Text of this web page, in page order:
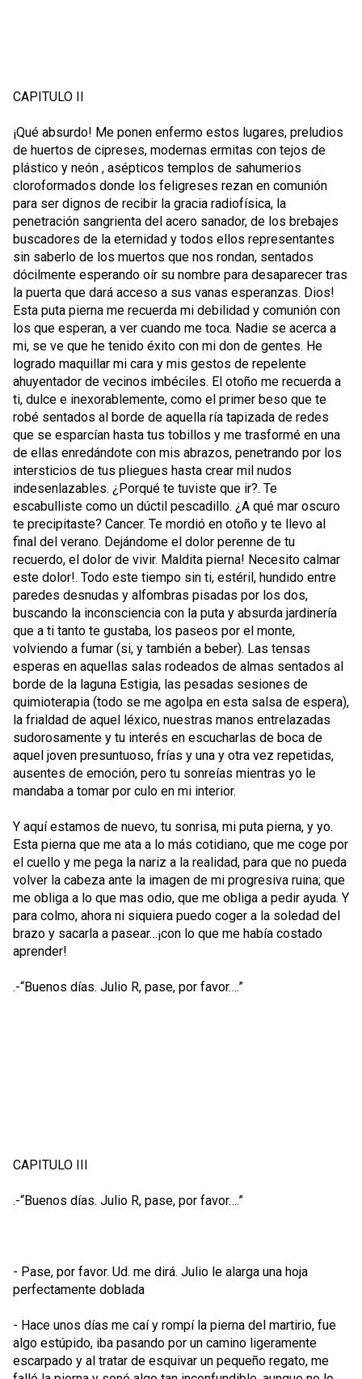
CAPITULO II
¡Qué absurdo! Me ponen enfermo estos lugares, preludios
de huertos de cipreses, modernas ermitas con tejos de
plástico y neón , asépticos templos de sahumerios
cloroformados donde los feligreses rezan en comunión
para ser dignos de recibir la gracia radiofísica, la
penetración sangrienta del acero sanador, de los brebajes
buscadores de la eternidad y todos ellos representantes
sin saberlo de los muertos que nos rondan, sentados
dócilmente esperando oír su nombre para desaparecer tras
la puerta que dará acceso a sus vanas esperanzas. Dios!
Esta puta pierna me recuerda mi debilidad y comunión con
los que esperan, a ver cuando me toca. Nadie se acerca a
mi, se ve que he tenido éxito con mi don de gentes. He
logrado maquillar mi cara y mis gestos de repelente
ahuyentador de vecinos imbéciles. El otoño me recuerda a
ti, dulce e inexorablemente, como el primer beso que te
robé sentados al borde de aquella ría tapizada de redes
que se esparcían hasta tus tobillos y me trasformé en una
de ellas enredándote con mis abrazos, penetrando por los
intersticios de tus pliegues hasta crear mil nudos
indesenlazables. ¿Porqué te tuviste que ir?. Te
escabulliste como un dúctil pescadillo. ¿A qué mar oscuro
te precipitaste? Cancer. Te mordió en otoño y te llevo al
final del verano. Dejándome el dolor perenne de tu
recuerdo, el dolor de vivir. Maldita pierna! Necesito calmar
este dolor!. Todo este tiempo sin ti, estéril, hundido entre
paredes desnudas y alfombras pisadas por los dos,
buscando la inconsciencia con la puta y absurda jardinería
que a ti tanto te gustaba, los paseos por el monte,
volviendo a fumar (si, y también a beber). Las tensas
esperas en aquellas salas rodeados de almas sentados al
borde de la laguna Estigia, las pesadas sesiones de
quimioterapia (todo se me agolpa en esta salsa de espera),
la frialdad de aquel léxico, nuestras manos entrelazadas
sudorosamente y tu interés en escucharlas de boca de
aquel joven presuntuoso, frías y una y otra vez repetidas,
ausentes de emoción, pero tu sonreías mientras yo le
mandaba a tomar por culo en mi interior.
Y aquí estamos de nuevo, tu sonrisa, mi puta pierna, y yo.
Esta pierna que me ata a lo más cotidiano, que me coge por
el cuello y me pega la nariz a la realidad, para que no pueda
volver la cabeza ante la imagen de mi progresiva ruina; que
me obliga a lo que mas odio, que me obliga a pedir ayuda. Y
para colmo, ahora ni siquiera puedo coger a la soledad del
brazo y sacarla a pasear…¡con lo que me había costado
aprender!
.-“Buenos días. Julio R, pase, por favor….”
CAPITULO III
.-“Buenos días. Julio R, pase, por favor….”
- Pase, por favor. Ud. me dirá. Julio le alarga una hoja
perfectamente doblada
- Hace unos días me caí y rompí la pierna del martirio, fue
algo estúpido, iba pasando por un camino ligeramente
escarpado y al tratar de esquivar un pequeño regato, me